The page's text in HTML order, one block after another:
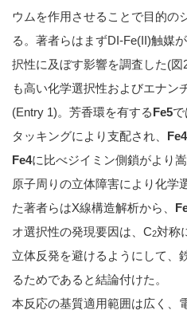
ウムを作用させることで目的の
る。著者らはまずDI-Fe(II)触媒
択性に及ぼす影響を調査した(
も高い化学選択性およびエナン
(Entry 1)。芳香環を有するFe5
タッキングにより支配され、 Fe4
Fe4に比べジイミン側鎖がより
原子周りの立体障害により化学
た著者らはX線構造解析から、
オ選択性の発現要因は、C2対称
立体反発を避けるようにして、
るためであると結論付けた。
本反応の基質適用範囲は広く、